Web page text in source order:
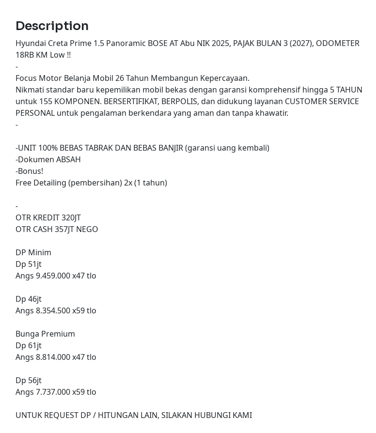
Description
Hyundai Creta Prime 1.5 Panoramic BOSE AT Abu NIK 2025, PAJAK BULAN 3 (2027), ODOMETER
18RB KM Low !!
-
Focus Motor Belanja Mobil 26 Tahun Membangun Kepercayaan.
Nikmati standar baru kepemilikan mobil bekas dengan garansi komprehensif hingga 5 TAHUN
untuk 155 KOMPONEN. BERSERTIFIKAT, BERPOLIS, dan didukung layanan CUSTOMER SERVICE
PERSONAL untuk pengalaman berkendara yang aman dan tanpa khawatir.
-
-UNIT 100% BEBAS TABRAK DAN BEBAS BANJIR (garansi uang kembali)
-Dokumen ABSAH
-Bonus!
Free Detailing (pembersihan) 2x (1 tahun)
-
OTR KREDIT 320JT
OTR CASH 357JT NEGO
DP Minim
Dp 51jt
Angs 9.459.000 x47 tlo
Dp 46jt
Angs 8.354.500 x59 tlo
Bunga Premium
Dp 61jt
Angs 8.814.000 x47 tlo
Dp 56jt
Angs 7.737.000 x59 tlo
UNTUK REQUEST DP / HITUNGAN LAIN, SILAKAN HUBUNGI KAMI